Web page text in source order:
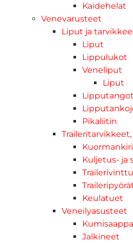
Kaidehelat
Venevarusteet
Liput ja
Liput
Lippulukot
Veneliput
Liput
Lipputangot
Pikaliitin
Kuljetus- ja
Keulatuet
Veneilyasusteet
Jalkineet